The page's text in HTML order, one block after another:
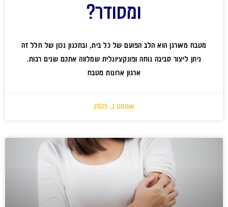
ומסודר?
מטבח מאורגן הוא הלב הפועם של כל בית, ובתכנון נכון של חלל זה
ניתן ליצור סביבה נוחה ופונקציונלית שמלווה אתכם שנים רבות.
ארגון ארונות מטבח
אוגוסט 1, 2025